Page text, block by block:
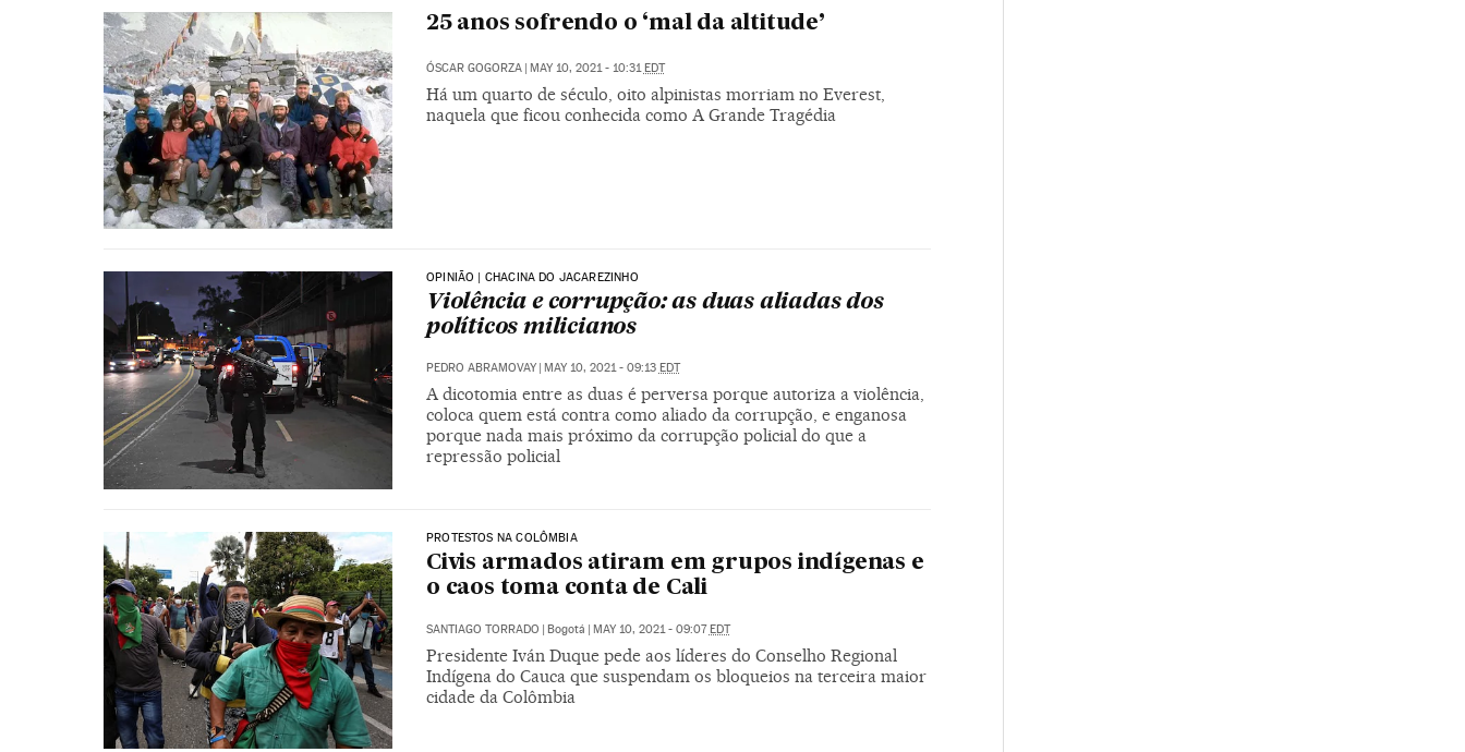
25 anos sofrendo o ‘mal da altitude’
ÓSCAR GOGORZA | MAY 10, 2021 - 10:31EDT
Há um quarto de século, oito alpinistas morriam no Everest,
naquela que ficou conhecida como A Grande Tragédia
OPINIÃO | CHACINA DO JACAREZINHO
Violência e corrupção: as duas aliadas dos
políticos milicianos
PEDRO ABRAMOVAY MAY 10, 2021 - 09:13 EDT
A dicotomia entre as duas é perversa porque autoriza a violência,
coloca quem está contra como aliado da corrupção, e enganosa
porque nada mais próximo da corrupção policial do que a
repressão policial
PROTESTOS NA COLÔMBIA
Civis armados atiram em grupos indígenas e
o caos toma conta de Cali
SANTIAGO TORRADO | Bogotá | MAY 10, 2021 - 09:07EDT
Presidente Iván Duque pede aos líderes do Conselho Regional
Indígena do Cauca que suspendam os bloqueios na terceira maior
cidade da Colômbia